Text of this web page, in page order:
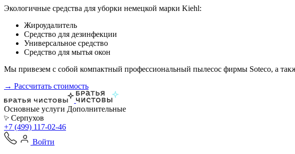
Экологичные средства для уборки немецкой марки Kiehl:
Жироудалитель
Средство для дезинфекции
Универсальное средство
Средство для мытья окон
Мы привезем с собой компактный профессиональный пылесос фирмы Soteco, а
→ Рассчитать стоимость
Основные услуги Дополнительные
Серпухов
+7 (499) 117-02-46
Войти